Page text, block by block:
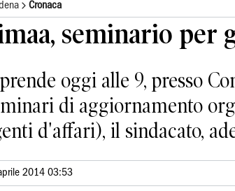
Cronaca
seminario per
oggi alle 9, presso
di aggiornamento
d'affari), il sindacato,
2014 03:53